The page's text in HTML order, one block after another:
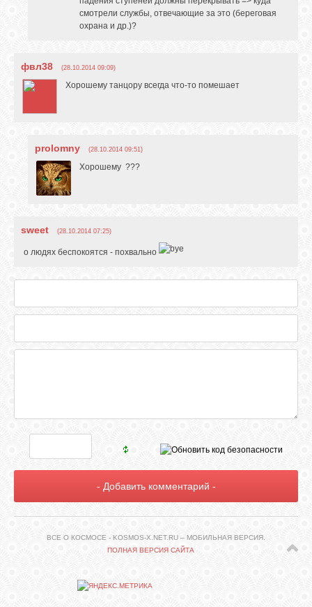
смотрели службы, отвечающие за это (береговая
охрана и др.)?
фвл38 (28.10.2014 09:09)
Хорошему танцору всегда что-то помешает
prolomny (28.10.2014 09:51)
Хорошему ???
sweet (28.10.2014 07:25)
о людях беспокоятся - похвально
ВСЕ О КОСМОСЕ - KOSMOS-X.NET.RU – МОБИЛЬНАЯ ВЕРСИЯ.
ПОЛНАЯ ВЕРСИЯ САЙТА